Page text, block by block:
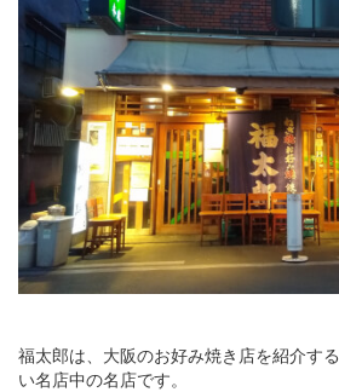
福太郎は、大阪のお好み焼き店を紹介す
い名店中の名店です。